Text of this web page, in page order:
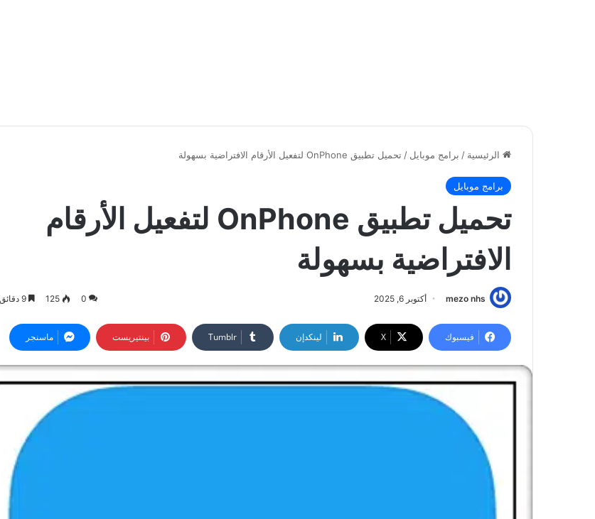
الرئيسية / برامج موبايل / تحميل تطبيق OnPhone لتفعيل الأرقام الافتراضية بسهولة
برامج موبايل
تحميل تطبيق OnPhone لتفعيل الأرقام
الافتراضية بسهولة
mezo nhs أكتوبر 6, 2025 0
125
فيسبوك ‫X لينكدإن بينتيريست ماسنجر